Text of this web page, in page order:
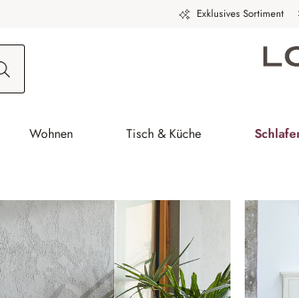
Exklusives Sortiment
Wohnen Tisch & Küche